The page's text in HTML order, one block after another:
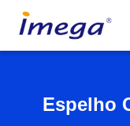
Espelho